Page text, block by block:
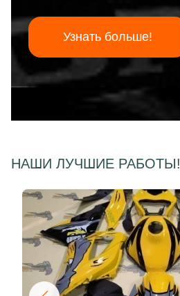
Узнать больше!
НАШИ ЛУЧШИЕ РАБОТЫ!